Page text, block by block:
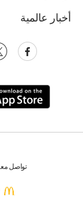
أخبار عالمية
تواصل